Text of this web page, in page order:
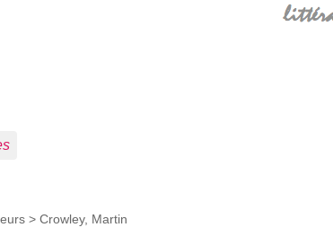
> Crowley, Martin